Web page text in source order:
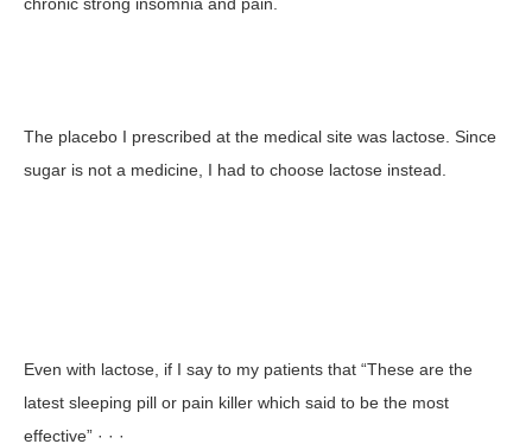
The placebo I prescribed at the medical site was lactose. Since
sugar is not a medicine, I had to choose lactose instead.
Even with lactose, if I say to my patients that “These are the
latest sleeping pill or pain killer which said to be the most
effective” · · ·